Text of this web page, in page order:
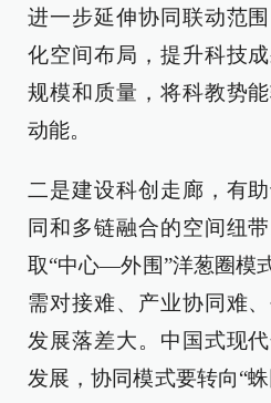
进一步延伸协同联动范
化空间布局，提升科技
规模和质量，将科教势
动能。
二是建设科创走廊，有
同和多链融合的空间纽
取“中心—外围”洋葱圈模
需对接难、产业协同难
发展落差大。中国式现
发展，协同模式要转向“